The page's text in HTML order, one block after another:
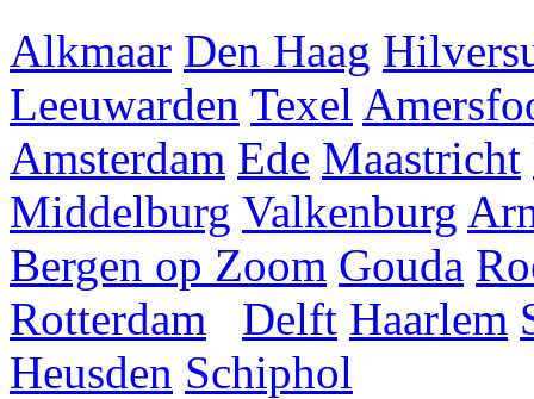
Alkmaar Den Haag
Leeuwarden Texel
Amsterdam Ede Maastricht
Middelburg Valkenburg
Bergen op Zoom Gouda
Rotterdam
Delft Haarlem
Heusden Schiphol